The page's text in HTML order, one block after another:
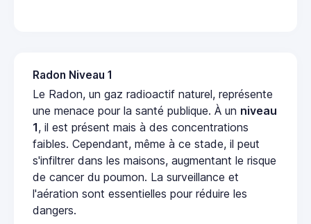
Radon Niveau 1
Le Radon, un gaz radioactif naturel, représente
une menace pour la santé publique. À un niveau
1, il est présent mais à des concentrations
faibles. Cependant, même à ce stade, il peut
s'infiltrer dans les maisons, augmentant le risque
de cancer du poumon. La surveillance et
l'aération sont essentielles pour réduire les
dangers.